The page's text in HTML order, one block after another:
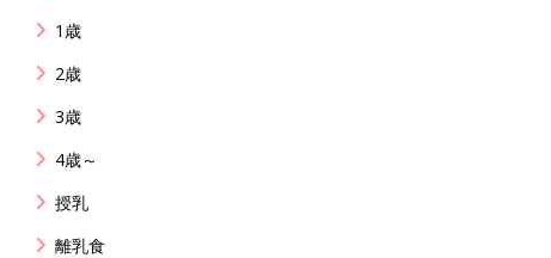
1歳
2歳
3歳
4歳～
授乳
離乳食